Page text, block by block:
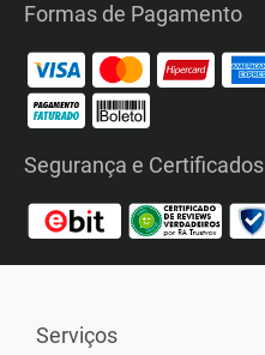
Formas de Pagamento
Segurança e Certificados
Serviços